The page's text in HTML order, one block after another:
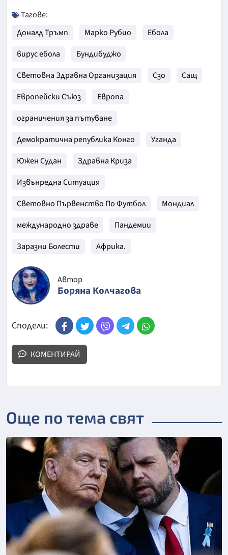
Тагове:
Доналд Тръмп
Марко Рубио
Ебола
вирус ебола
Бундибуджо
Световна Здравна Организация
Сзо
Сащ
Европейски Съюз
Европа
ограничения за пътуване
Демократична република Конго
Уганда
Южен Судан
Здравна Криза
Извънредна Ситуация
Световно Първенство По Футбол
Мондиал
международно здраве
Пандемии
Заразни Болести
Африка.
Автор
Боряна Колчагова
Сподели:
КОМЕНТИРАЙ
Още по тема свят